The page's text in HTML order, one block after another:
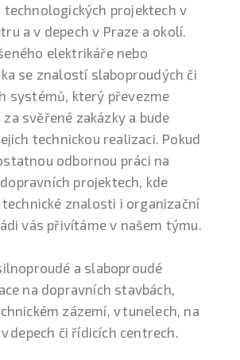
technologických projektech v
a v depech v Praze a okolí.
elektrikáře nebo
se znalostí slaboproudých či
systémů, který převezme
svěřené zakázky a bude
technickou realizaci. Pokud
odbornou práci na
projektech, kde
znalosti i organizační
vás přivítáme v našem týmu.
a slaboproudé
na dopravních stavbách,
zázemí, v tunelech, na
depech či řídicích centrech.